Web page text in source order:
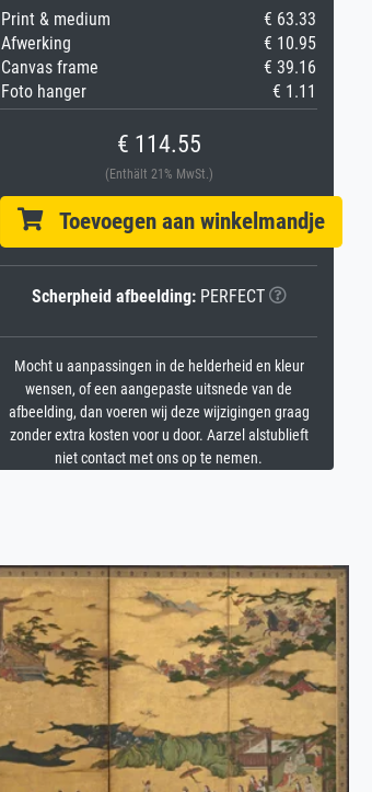
Print & medium
€ 63.33
Afwerking
€ 10.95
Canvas frame
€ 39.16
Foto hanger
€ 1.11
€ 114.55
(Enthält 21% MwSt.)
Toevoegen aan winkelmandje
Scherpheid afbeelding:PERFECT
Mocht u aanpassingen in de helderheid en kleur
wensen, of een aangepaste uitsnede van de
afbeelding, dan voeren wij deze wijzigingen graag
zonder extra kosten voor u door. Aarzel alstublieft
niet contact met ons op te nemen.